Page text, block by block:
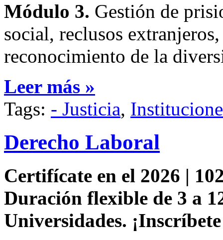
Módulo 3. Gestión de
social, reclusos
reconocimiento de la
Leer más »
Tags: - Justicia,
Derecho Laboral
Certifícate en el 2026 |
Duración flexible de 3 a
Universidades.